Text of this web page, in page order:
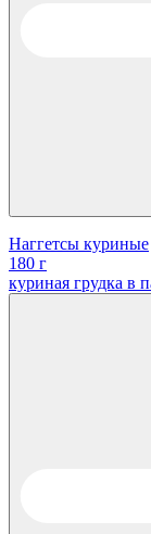
Наггетсы куриные
180 г
куриная грудка в